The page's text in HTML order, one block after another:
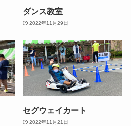
ダンス教室
2022年11月29日
セグウェイカート
2022年11月21日